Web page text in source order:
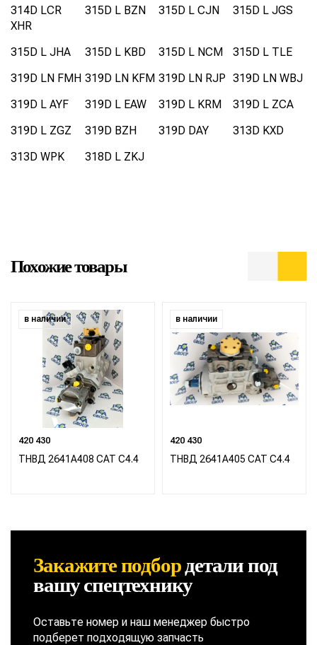
314D LCR
XHR
315D L BZN 315D L CJN 315D L JGS
315D L JHA 315D L KBD 315D L NCM
315D L TLE
319D LN FMH 319D LN KFM 319D LN RJP 319D LN WBJ
319D L AYF
319D L EAW 319D L KRM
319D L ZCA
319D L ZGZ
319D BZH 319D DAY
313D KXD
313D WPK
318D L ZKJ
Похожие товары
в наличии
420 430
ТНВД 2641А408 CAT C4.4
в наличии
420 430
ТНВД 2641A405 CAT C4.4
Закажите подбордеталипод
вашу спецтехнику
Оставьте номер и наш менеджер быстро
подберет подходящую запчасть